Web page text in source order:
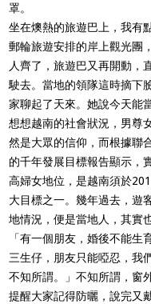
罩。
坐在燠熱的旅遊巴上，我有
郵輪旅遊安排的岸上觀光團
人齊了，旅遊巴又再開動，
駛去。當地的領隊這時摘下
家聊起了天來。她說今天能
想想越南的社會狀況，男尊
然是大眾的信仰，而根據聯
的千年發展目標報告顯示，
高婦女地位，是越南須於
大目標之一。幾年過去，遊
地情況，便是當地人，其實
「有一個朋友，婚後不能生
三生仔，朋友只能啞忍，我
不知所謂。」不知所謂，窗
提醒大家記得防曬，說完又